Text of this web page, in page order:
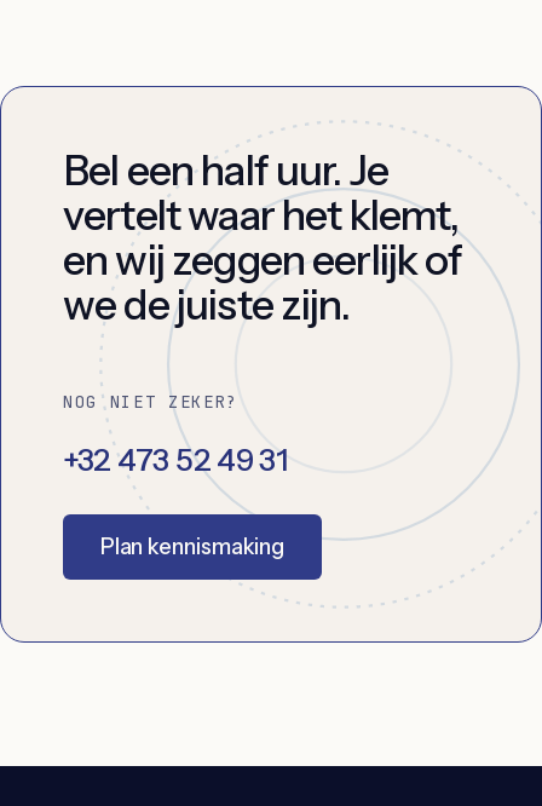
Bel een half uur. Je
vertelt waar het klemt,
en wij zeggen eerlijk of
we de juiste zijn.
NOG NIET ZEKER?
+32 473 52 49 31
Plan kennismaking